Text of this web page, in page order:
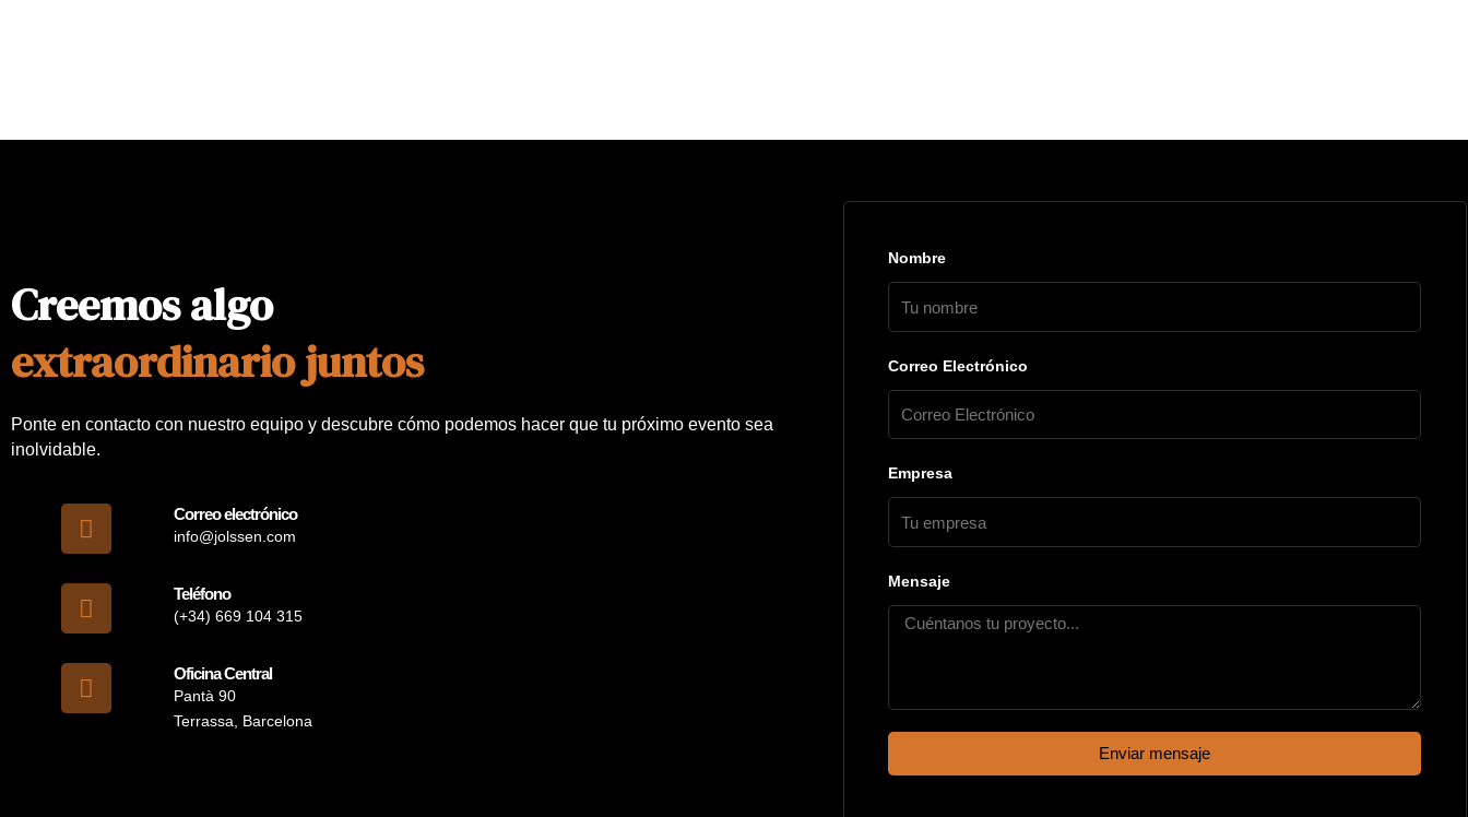
Creemos algo
extraordinario juntos
Ponte en contacto con nuestro equipo y descubre cómo podemos hacer que tu próximo evento sea
inolvidable.
Correo electrónico
info@jolssen.com
Teléfono
(+34) 669 104 315
Oficina Central
Pantà 90
Terrassa, Barcelona
Nombre
Correo Electrónico
Empresa
Mensaje
Enviar mensaje